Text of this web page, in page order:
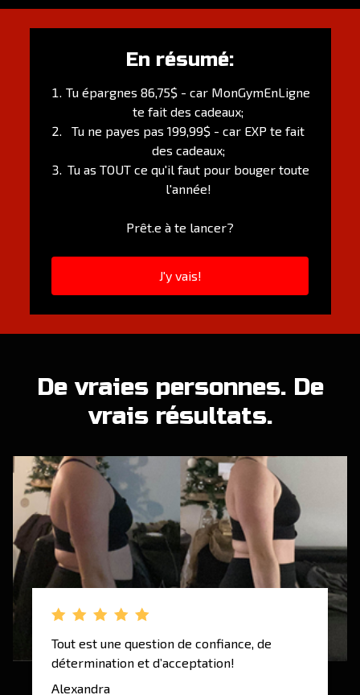
En résumé:
Tu épargnes 86,75$ - car MonGymEnLigne
te fait des cadeaux;
Tu ne payes pas 199,99$ - car EXP te fait
des cadeaux;
Tu as TOUT ce qu'il faut pour bouger toute
l'année!
Prêt.e à te lancer?
J'y vais!
De vraies personnes. De
vrais résultats.
Tout est une question de confiance, de
détermination et d’acceptation!
Alexandra